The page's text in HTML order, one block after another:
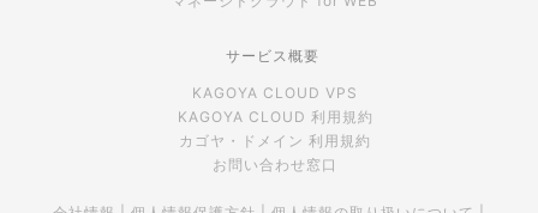
サービス概要
KAGOYA CLOUD VPS
KAGOYA CLOUD 利用規約
カゴヤ・ドメイン 利用規約
お問い合わせ窓口